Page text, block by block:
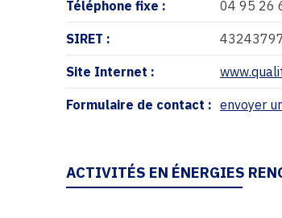
Téléphone fixe : 04 95 26
SIRET :
Site Internet :
Formulaire de contact : envoyer
ACTIVITÉS EN ÉNERGIES